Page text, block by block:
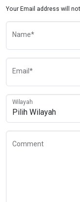
Your Email address will
Name*
Email*
Wilayah
Comment